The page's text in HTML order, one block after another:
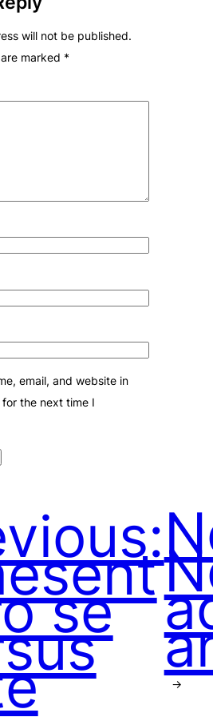
will not be published.
marked *
email, and website in
the next time I
se
→